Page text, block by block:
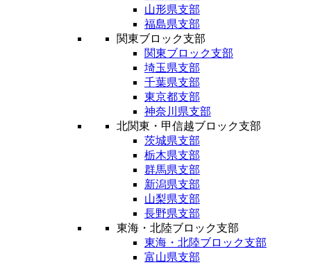
山形県支部
福島県支部
関東ブロック支部
関東ブロック支部
埼玉県支部
千葉県支部
東京都支部
神奈川県支部
北関東・甲信越ブロック支部
茨城県支部
栃木県支部
群馬県支部
新潟県支部
山梨県支部
長野県支部
東海・北陸ブロック支部
東海・北陸ブロック支部
富山県支部